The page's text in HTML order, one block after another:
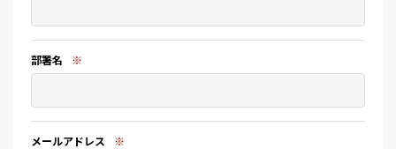
部署名 ※
メールアドレス ※